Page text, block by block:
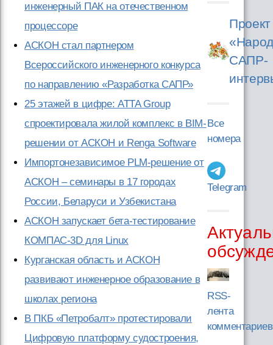
инженерный ПАК на отечественном
процессоре
АСКОН стал партнером
Всероссийского инженерного конкурса
по направлению «Разработка САПР»
25 этажей в цифре: ATTA Group
спроектировала жилой комплекс в BIM-
решении от АСКОН и Renga Software
Импортонезависимое PLM-решение от
АСКОН – семинары в 17 городах
России, Беларуси и Узбекистана
АСКОН запускает бета-тестирование
КОМПАС-3D для Linux
Курганская область и АСКОН
развивают инженерное образование в
школах региона
В ПКБ «Петробалт» протестировали
Цифровую платформу судостроения,
Проект
САПР-
Все
номера
Telegram
RSS-
лента
комментариев